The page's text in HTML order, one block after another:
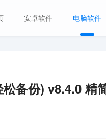
安卓软件 电脑软件
备份) v8.4.0 精